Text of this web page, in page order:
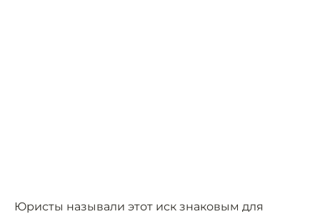
Юристы называли этот иск знаковым для